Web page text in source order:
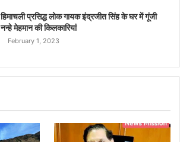
हिमाचली प्रसिद्ध लोक गायक इंद्रजीत सिंह के घर में गूंजी
नन्हे मेहमान की किलकारियां
February 1, 2023